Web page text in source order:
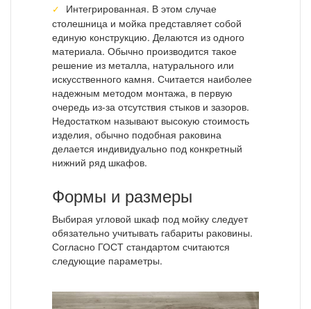
Интегрированная. В этом случае
столешница и мойка представляет собой
единую конструкцию. Делаются из одного
материала. Обычно производится такое
решение из металла, натурального или
искусственного камня. Считается наиболее
надежным методом монтажа, в первую
очередь из-за отсутствия стыков и зазоров.
Недостатком называют высокую стоимость
изделия, обычно подобная раковина
делается индивидуально под конкретный
нижний ряд шкафов.
Формы и размеры
Выбирая угловой шкаф под мойку следует
обязательно учитывать габариты раковины.
Согласно ГОСТ стандартом считаются
следующие параметры.